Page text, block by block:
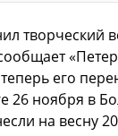
творческий
его
26 ноября в
на весну